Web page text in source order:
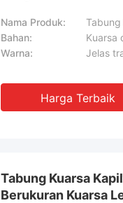
Nama Produk:
Bahan:
Kuarsa
Warna:
Jelas
Harga Terbaik
Tabung Kuarsa
Berukuran Kuarsa